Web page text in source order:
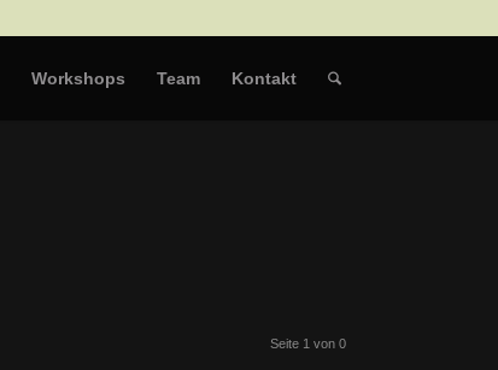
Workshops Team Kontakt
Seite 1 von 0